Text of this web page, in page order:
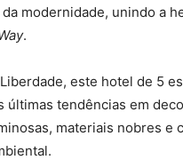
modernidade, unindo a
.
este hotel de 5
últimas tendências em
materiais nobres e